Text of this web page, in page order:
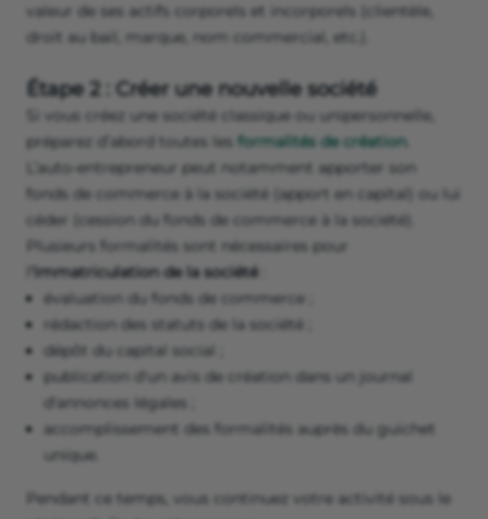
valeur de ses actifs corporels et incorporels (clientèle,
droit au bail, marque, nom commercial, etc.).
Étape 2 : Créer une nouvelle société
Si vous créez une société classique ou unipersonnelle,
préparez d’abord toutes les formalités de création.
L’auto-entrepreneur peut notamment apporter son
fonds de commerce à la société (apport en capital) ou lui
céder (cession du fonds de commerce à la société).
Plusieurs formalités sont nécessaires pour
'immatriculation de la société
évaluation du fonds de commerce ;
rédaction des statuts de la société ;
dépôt du capital social ;
publication d'un avis de création dans un journal
d'annonces légales ;
accomplissement des formalités auprès du guichet
unique.
Pendant ce temps, vous continuez votre activité sous le